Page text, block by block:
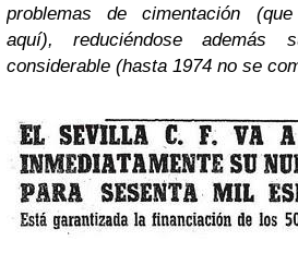
problemas de cimentación
aquí), reduciéndose
considerable (hasta 1974 no se